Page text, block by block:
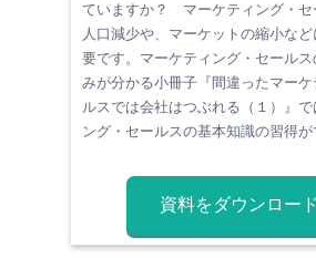
ていますか？ マーケティング・セ
人口減少や、マーケットの縮小な
要です。マーケティング・セールス
みが分かる小冊子『間違ったマー
ルスでは会社はつぶれる（１）』
ング・セールスの基本知識の習得が
資料をダウンロー